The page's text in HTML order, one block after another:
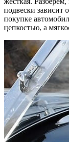
подвески зависит
покупке
цепкостью, а